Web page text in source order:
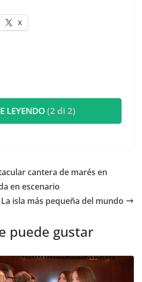
X
LEYENDO(2 di 2)
cantera de marés en
en escenario
​La isla más pequeña del mundo
puede gustar